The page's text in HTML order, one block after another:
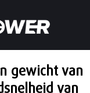
gewicht van
van